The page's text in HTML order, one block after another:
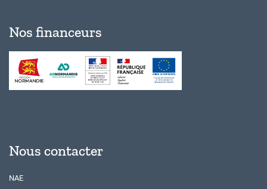
Nos financeurs
Nous contacter
NAE